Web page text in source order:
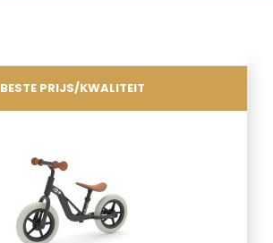
BESTE PRIJS/KWALITEIT